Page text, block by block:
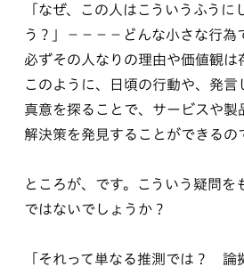
「なぜ、この人はこういうふうに
う？」−−−−どんな小さな行為
必ずその人なりの理由や価値観は
このように、日頃の行動や、発言
真意を探ることで、サービスや製
解決策を発見することができるの
ところが、です。こういう疑問を
ではないでしょうか？
「それって単なる推測では？ 論